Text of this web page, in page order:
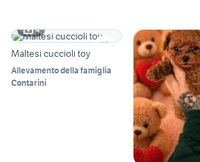
4
Maltesi cuccioli toy
Allevamento della famiglia
Contarini